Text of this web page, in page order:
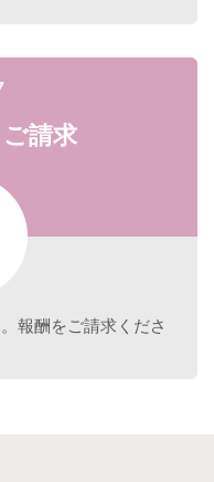
請求
報酬をご請求くださ